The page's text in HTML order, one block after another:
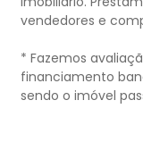
vendedores e
* Fazemos
financiamento
sendo o imóvel